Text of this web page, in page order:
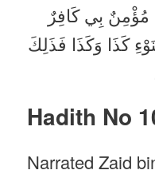
بِي كَافِرٌ
كَذَا وَكَذَا فَذَلِكَ
Hadith No
Narrated Zaid